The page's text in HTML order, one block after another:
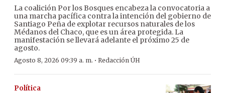
La coalición Por los Bosques encabeza la convocatoria a
una marcha pacífica contra la intención del gobierno de
Santiago Peña de explotar recursos naturales de los
Médanos del Chaco, que es un área protegida. La
manifestación se llevará adelante el próximo 25 de
agosto.
Agosto 8, 2026 09:39 a. m. · Redacción ÚH
Política